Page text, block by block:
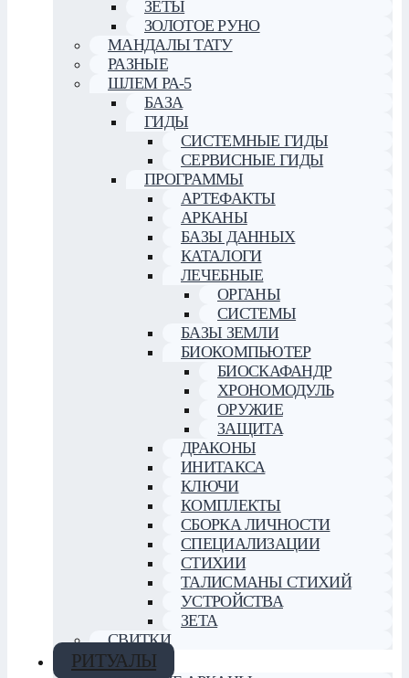
ЗЕТЫ
ЗОЛОТОЕ РУНО
МАНДАЛЫ ТАТУ
РАЗНЫЕ
ШЛЕМ РА-5
БАЗА
ГИДЫ
СИСТЕМНЫЕ ГИДЫ
СЕРВИСНЫЕ ГИДЫ
ПРОГРАММЫ
АРТЕФАКТЫ
АРКАНЫ
БАЗЫ ДАННЫХ
КАТАЛОГИ
ЛЕЧЕБНЫЕ
ОРГАНЫ
СИСТЕМЫ
БАЗЫ ЗЕМЛИ
БИОКОМПЬЮТЕР
БИОСКАФАНДР
ХРОНОМОДУЛЬ
ОРУЖИЕ
ЗАЩИТА
ДРАКОНЫ
ИНИТАКСА
КЛЮЧИ
КОМПЛЕКТЫ
СБОРКА ЛИЧНОСТИ
СПЕЦИАЛИЗАЦИИ
СТИХИИ
ТАЛИСМАНЫ СТИХИЙ
УСТРОЙСТВА
ЗЕТА
СВИТКИ
РИТУАЛЫ